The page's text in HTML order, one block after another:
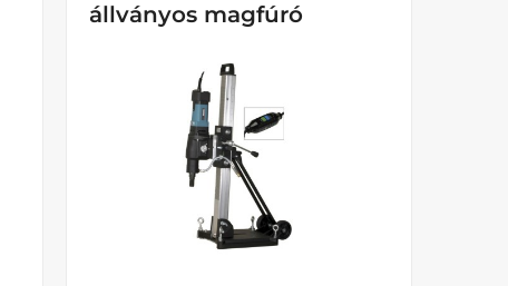
állványos magfúró